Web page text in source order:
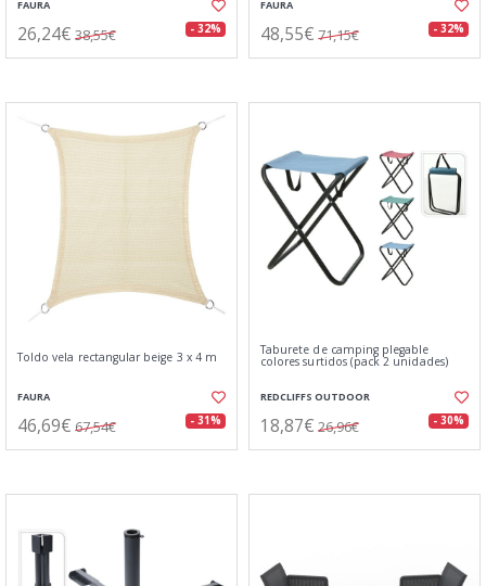
FAURA
26,24€ 38,55€ - 32%
FAURA
48,55€ 71,15€ - 32%
Toldo vela rectangular beige 3 x 4 m
FAURA
46,69€ 67,54€ - 31%
Taburete de camping plegable
colores surtidos (pack 2 unidades)
REDCLIFFS OUTDOOR
18,87€ 26,96€ - 30%